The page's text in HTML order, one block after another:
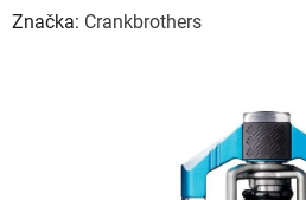
Značka: Crankbrothers